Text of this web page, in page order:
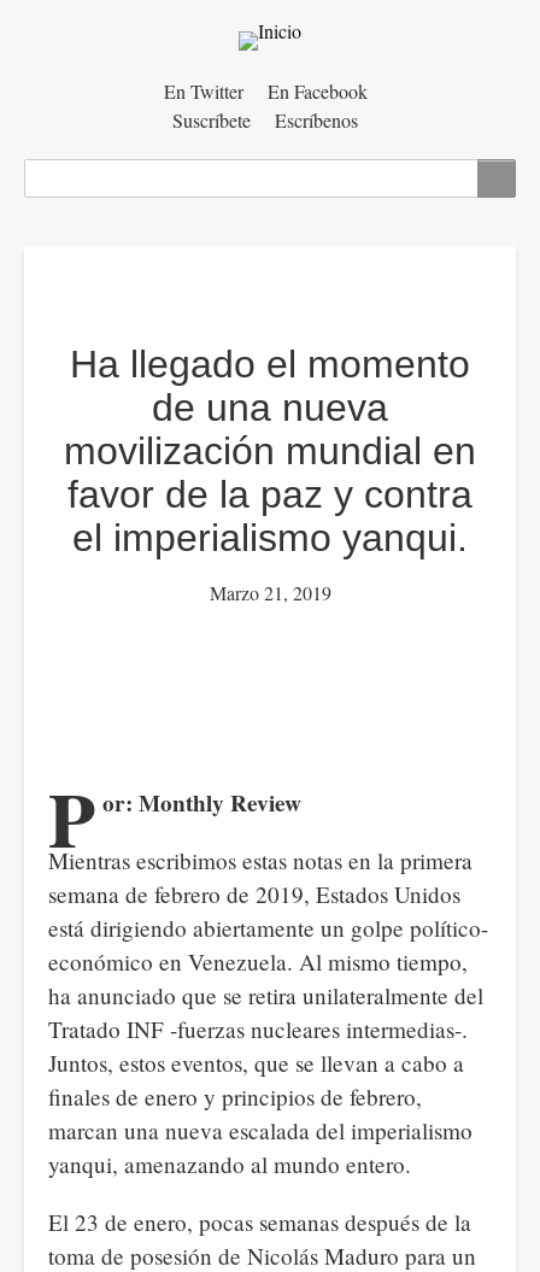
En Twitter
En Facebook
Suscríbete
Escríbenos
Ha llegado el momento
de una nueva
movilización mundial en
favor de la paz y contra
el imperialismo yanqui.
Marzo 21, 2019
P or: Monthly Review
Mientras escribimos estas notas en la primera
semana de febrero de 2019, Estados Unidos
está dirigiendo abiertamente un golpe político-
económico en Venezuela. Al mismo tiempo,
ha anunciado que se retira unilateralmente del
Tratado INF -fuerzas nucleares intermedias-.
Juntos, estos eventos, que se llevan a cabo a
finales de enero y principios de febrero,
marcan una nueva escalada del imperialismo
yanqui, amenazando al mundo entero.
El 23 de enero, pocas semanas después de la
toma de posesión de Nicolás Maduro para un